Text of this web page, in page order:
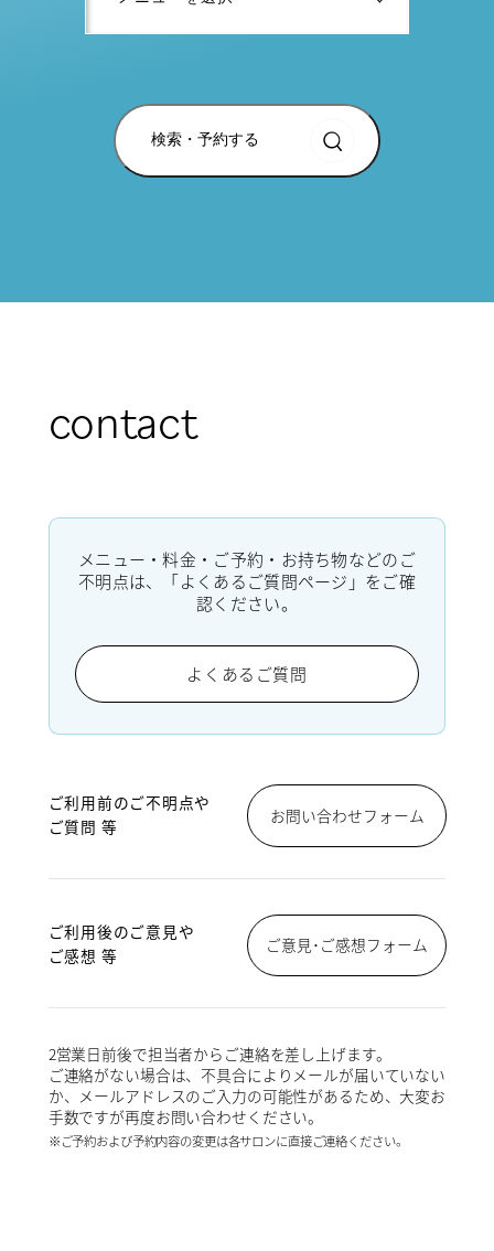
検索・予約する
contact
メニュー・料金・ご予約・お持ち物などのご
不明点は、「よくあるご質問ページ」をご確
認ください。
よくあるご質問
ご利用前のご不明点や
ご質問 等
お問い合わせフォーム
ご利用後のご意見や
ご感想 等
ご意見･ご感想フォーム
2営業日前後で担当者からご連絡を差し上げます。
ご連絡がない場合は、不具合によりメールが届いていない
か、メールアドレスのご入力の可能性があるため、大変お
手数ですが再度お問い合わせください。
※ご予約および予約内容の変更は各サロンに直接ご連絡ください。